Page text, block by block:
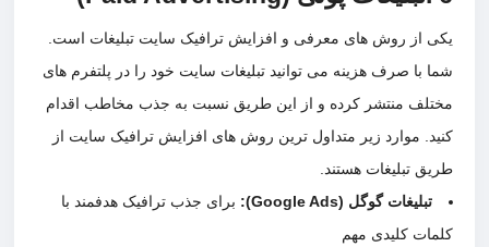
از روش های معرفی و افزایش ترافیک سایت تبلیغات است.
با صرف هزینه می توانید تبلیغات سایت خود را در پلتفرم های
منتشر کرده و از این طریق نسبت به جذب مخاطب اقدام
موارد زیر متداول ترین روش های افزایش ترافیک سایت از
تبلیغات هستند.
تبلیغات گوگل(Google Ads):
برای جذب ترافیک هدفمند با
کلیدی مهم